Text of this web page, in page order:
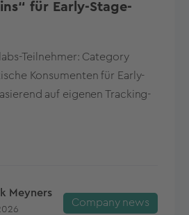
für Early-Stage-
Teilnehmer: Category
Konsumenten für Early-
auf eigenen Tracking-
Meyners
Company news